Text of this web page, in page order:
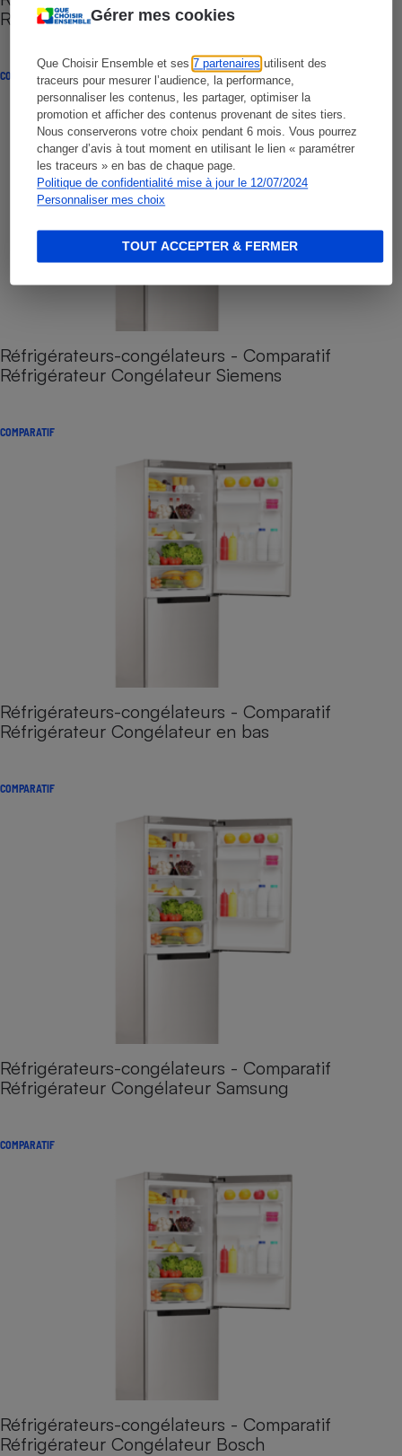
Gérer mes cookies
Que Choisir Ensemble et ses7 partenaires utilisent des
traceurs pour mesurer l’audience, la performance,
personnaliser les contenus, les partager, optimiser la
promotion et afficher des contenus provenant de sites tiers.
Nous conserverons votre choix pendant 6 mois. Vous pourrez
changer d’avis à tout moment en utilisant le lien « paramétrer
les traceurs » en bas de chaque page.
Politique de confidentialité mise à jour le 12/07/2024
Personnaliser mes choix
TOUT ACCEPTER & FERMER
Réfrigérateur Congélateur Liebherr
COMPARATIF
Réfrigérateurs-congélateurs - Comparatif
Réfrigérateur Congélateur Siemens
COMPARATIF
Réfrigérateurs-congélateurs - Comparatif
Réfrigérateur Congélateur en bas
COMPARATIF
Réfrigérateurs-congélateurs - Comparatif
Réfrigérateur Congélateur Samsung
COMPARATIF
Réfrigérateurs-congélateurs - Comparatif
Réfrigérateur Congélateur Bosch